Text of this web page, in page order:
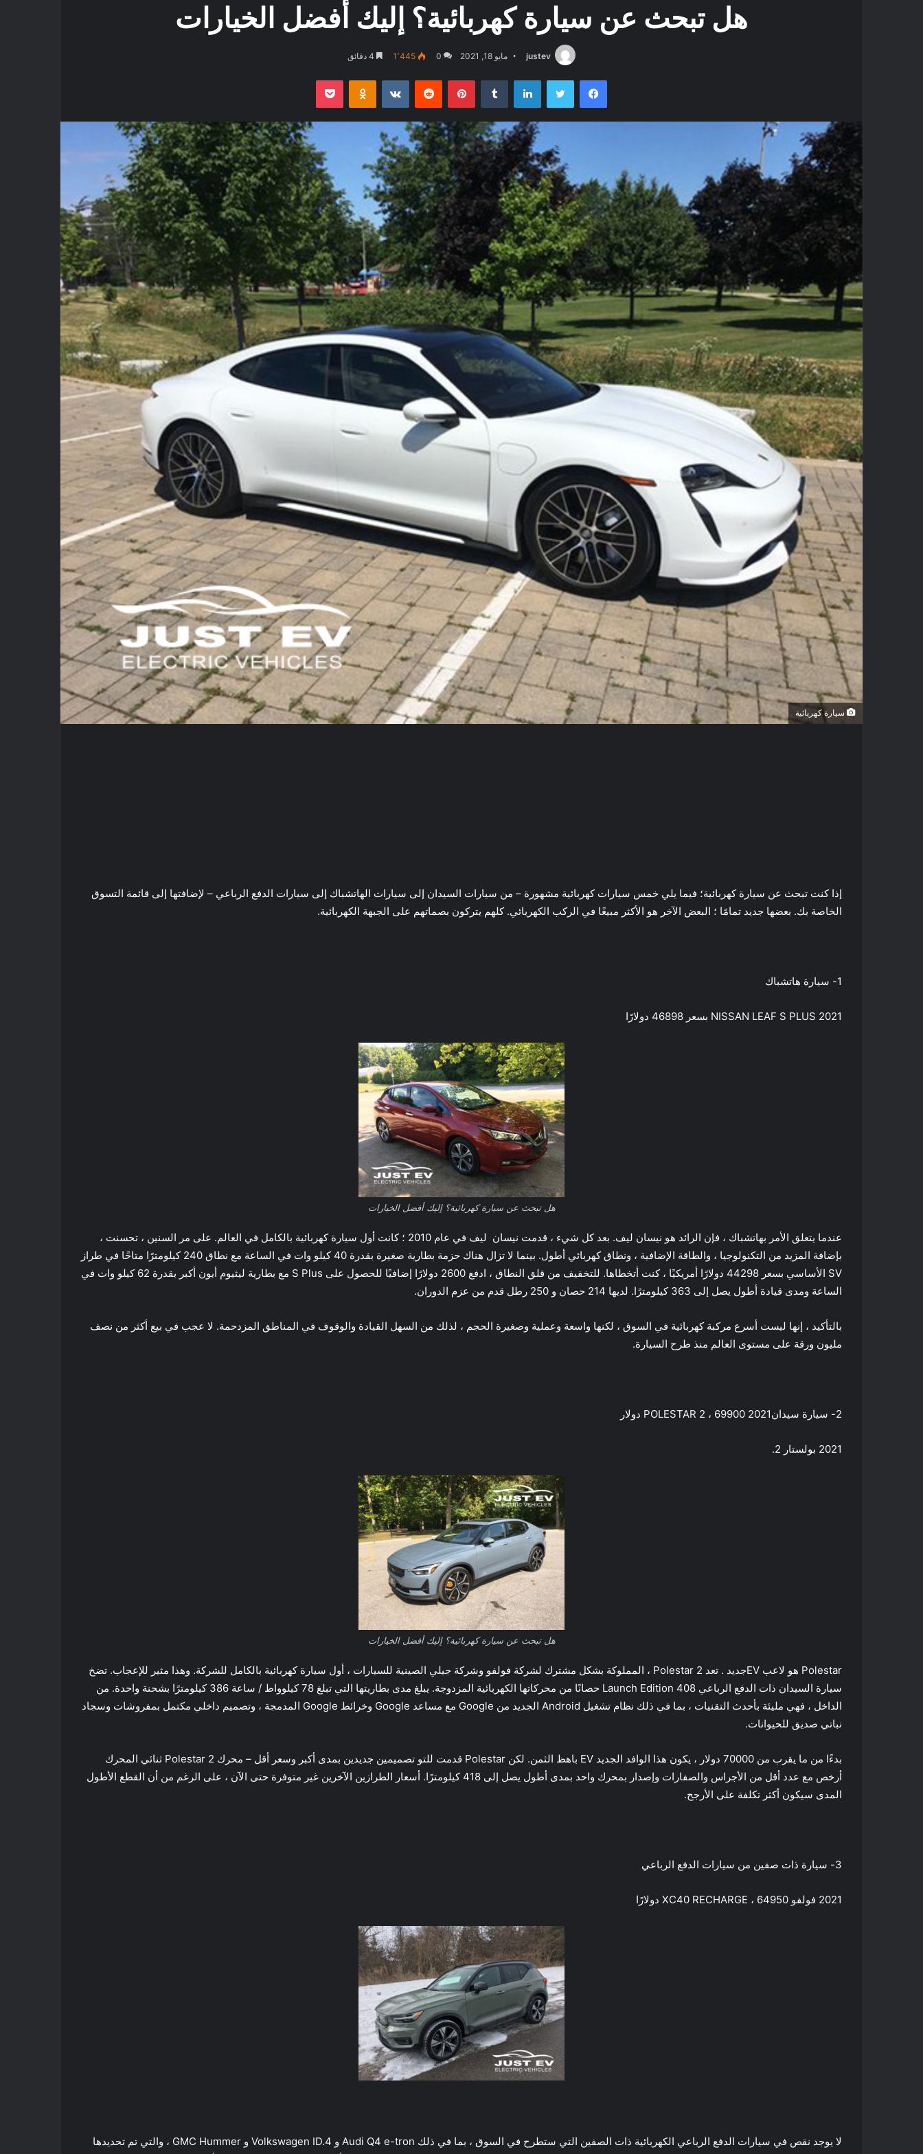
هل تبحث عن سيارة كهربائية؟ إليك أفضل الخيارات
justev مايو 18, 2021 0 1٬445
فيسبوك تويتر لينكدإن بينتيريست Odnoklassniki
بوكيت
سيارة كهربائية
إذا كنت تبحث عن سيارة كهربائية؛ فيما يلي خمس سيارات كهربائية مشهورة – من سيارات السيدان إلى سيارات الهاتشباك إلى سيارات الدفع الرباعي – لإضافتها إلى قائمة التسوق
الخاصة بك. بعضها جديد تمامًا ؛ البعض الآخر هو الأكثر مبيعًا في الركب الكهربائي. كلهم يتركون بصماتهم على الجبهة الكهربائية.
1- سيارة هاتشباك
2021 NISSAN LEAF S PLUS بسعر 46898 دولارًا
هل تبحث عن سيارة كهربائية؟ إليك أفضل الخيارات
عندما يتعلق الأمر بهاتشباك ، فإن الرائد هو نيسان ليف. بعد كل شيء ، قدمت نيسان ليف في عام 2010 ؛ كانت أول سيارة كهربائية بالكامل في العالم. على مر السنين ، تحسنت ،
بإضافة المزيد من التكنولوجيا ، والطاقة الإضافية ، ونطاق كهربائي أطول. بينما لا تزال هناك حزمة بطارية صغيرة بقدرة 40 كيلو وات في الساعة مع نطاق 240 كيلومترًا متاحًا في طراز
SV الأساسي بسعر 44298 دولارًا أمريكيًا ، كنت أتخطاها. للتخفيف من قلق النطاق ، ادفع 2600 دولارًا إضافيًا للحصول على S Plus مع بطارية ليثيوم أيون أكبر بقدرة 62 كيلو وات في
الساعة ومدى قيادة أطول يصل إلى 363 كيلومترًا. لديها 214 حصان و 250 رطل قدم من عزم الدوران.
بالتأكيد ، إنها ليست أسرع مركبة كهربائية في السوق ، لكنها واسعة وعملية وصغيرة الحجم ، لذلك من السهل القيادة والوقوف في المناطق المزدحمة. لا عجب في بيع أكثر من نصف
مليون ورقة على مستوى العالم منذ طرح السيارة.
2- سيارة سيدان2021 POLESTAR 2 ، 69900 دولار
2021 بولستار 2.
هل تبحث عن سيارة كهربائية؟ إليك أفضل الخيارات
Polestar هو لاعب EVجديد . تعد Polestar 2 ، المملوكة بشكل مشترك لشركة فولفو وشركة جيلي الصينية للسيارات ، أول سيارة كهربائية بالكامل للشركة. وهذا مثير للإعجاب. تضخ
سيارة السيدان ذات الدفع الرباعي Launch Edition 408 حصانًا من محركاتها الكهربائية المزدوجة. يبلغ مدى بطاريتها التي تبلغ 78 كيلوواط / ساعة 386 كيلومترًا بشحنة واحدة. من
الداخل ، فهي مليئة بأحدث التقنيات ، بما في ذلك نظام تشغيل Android الجديد من Google مع مساعد Google وخرائط Google المدمجة ، وتصميم داخلي مكتمل بمفروشات وسجاد
نباتي صديق للحيوانات.
بدءًا من ما يقرب من 70000 دولار ، يكون هذا الوافد الجديد EV باهظ الثمن. لكن Polestar قدمت للتو تصميمين جديدين بمدى أكبر وسعر أقل – محرك Polestar 2 ثنائي المحرك
أرخص مع عدد أقل من الأجراس والصفارات وإصدار بمحرك واحد بمدى أطول يصل إلى 418 كيلومترًا. أسعار الطرازين الآخرين غير متوفرة حتى الآن ، على الرغم من أن القطع الأطول
المدى سيكون أكثر تكلفة على الأرجح.
3- سيارة ذات صفين من سيارات الدفع الرباعي
2021 فولفو XC40 RECHARGE ، 64950 دولارًا
لا يوجد نقص في سيارات الدفع الرباعي الكهربائية ذات الصفين التي ستطرح في السوق ، بما في ذلك Audi Q4 e-tron و Volkswagen ID.4 و GMC Hummer ، والتي تم تحديدها